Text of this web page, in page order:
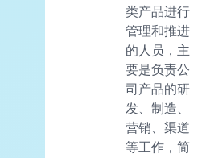
类产品进行
管理和推进
的人员，主
要是负责公
司产品的研
发、制造、
营销、渠道
等工作，简